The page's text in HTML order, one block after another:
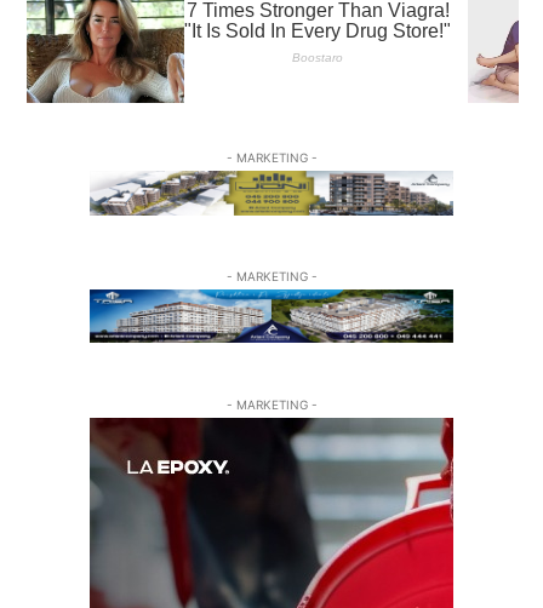
- MARKETING -
- MARKETING -
- MARKETING -